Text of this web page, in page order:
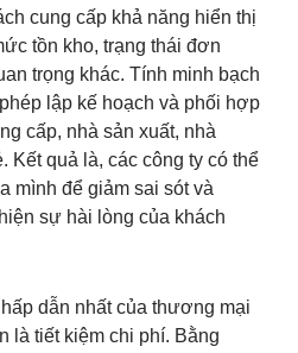
cung cấp khả năng hiển thị
tồn kho, trạng thái đơn
trọng khác. Tính minh bạch
lập kế hoạch và phối hợp
cấp, nhà sản xuất, nhà
Kết quả là, các công ty có thể
mình để giảm sai sót và
sự hài lòng của khách
dẫn nhất của thương mại
là tiết kiệm chi phí. Bằng